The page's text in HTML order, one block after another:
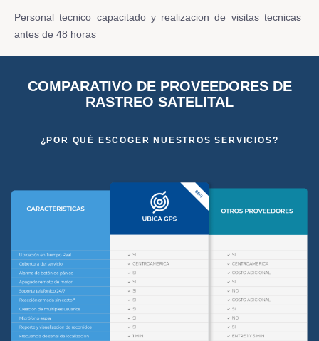
Personal tecnico capacitado y realizacion de visitas tecnicas
antes de 48 horas
COMPARATIVO DE PROVEEDORES DE
RASTREO SATELITAL
¿POR QUÉ ESCOGER NUESTROS SERVICIOS?